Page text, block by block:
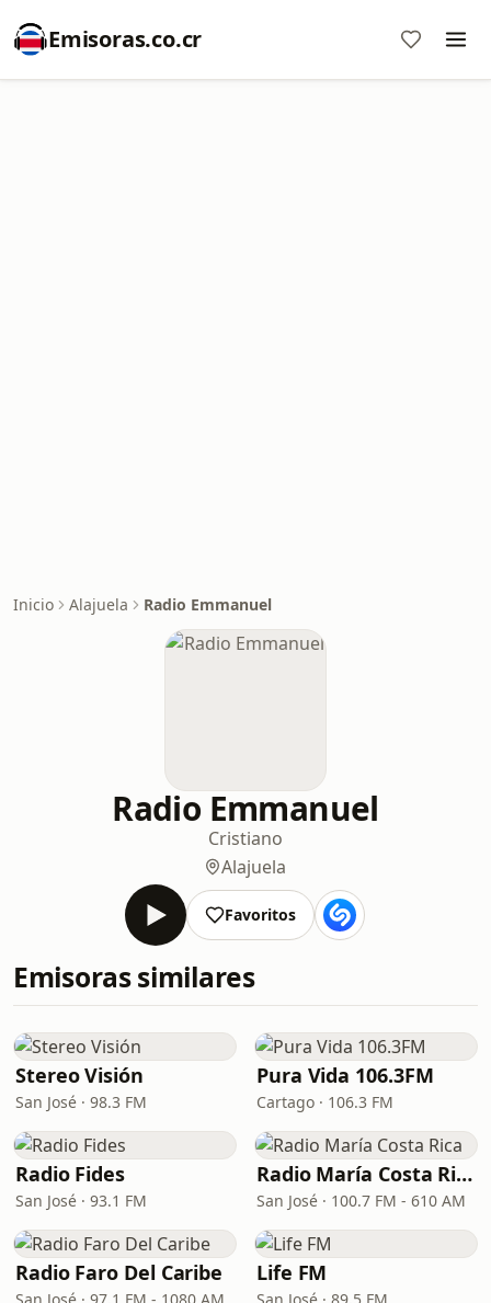
Emisoras.co.cr
Inicio Alajuela Radio Emmanuel
Radio Emmanuel
Cristiano
Alajuela
Favoritos
Emisoras similares
Stereo Visión
San José · 98.3 FM
Pura Vida 106.3FM
Cartago · 106.3 FM
Radio Fides
San José · 93.1 FM
Radio María Costa Rica
San José · 100.7 FM - 610 AM
Radio Faro Del Caribe Life FM